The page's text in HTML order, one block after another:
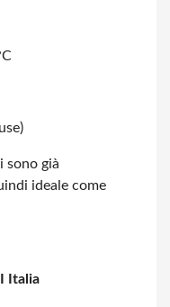
sono già
ideale come
Italia